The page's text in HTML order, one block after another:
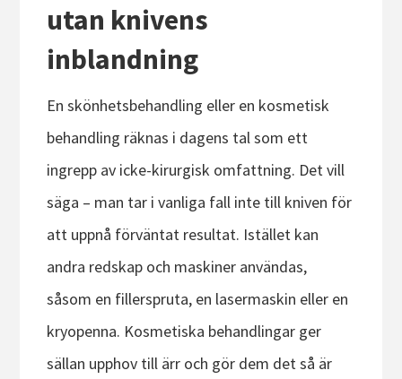
utan knivens
inblandning
En skönhetsbehandling eller en kosmetisk
behandling räknas i dagens tal som ett
ingrepp av icke-kirurgisk omfattning. Det vill
säga – man tar i vanliga fall inte till kniven för
att uppnå förväntat resultat. Istället kan
andra redskap och maskiner användas,
såsom en fillerspruta, en lasermaskin eller en
kryopenna. Kosmetiska behandlingar ger
sällan upphov till ärr och gör dem det så är